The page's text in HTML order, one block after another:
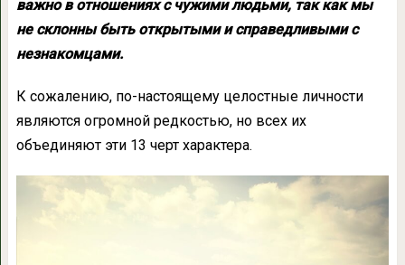
важно в отношениях с чужими людьми, так как мы
не склонны быть открытыми и справедливыми с
незнакомцами.
К сожалению, по-настоящему целостные личности
являются огромной редкостью, но всех их
объединяют эти 13 черт характера.